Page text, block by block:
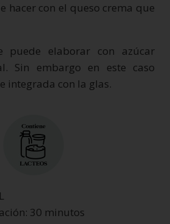
hacer con el queso crema que
puede elaborar con azúcar
Sin embargo en este caso
integrada con la glas.
30 minutos